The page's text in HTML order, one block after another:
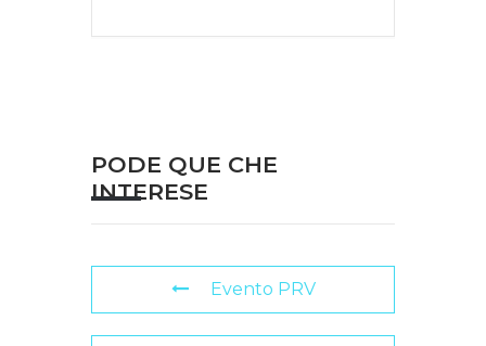
PODE QUE CHE
INTERESE
Evento PRV